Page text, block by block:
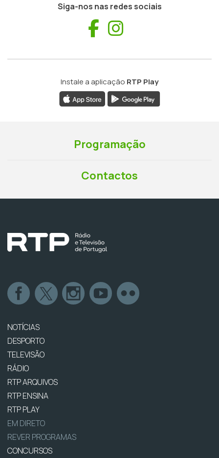
Siga-nos nas redes sociais
Facebook
Instale a aplicação RTP Play
Programação
Contactos
NOTÍCIAS
DESPORTO
TELEVISÃO
RÁDIO
RTP ARQUIVOS
RTP ENSINA
RTP PLAY
EM DIRETO
REVER PROGRAMAS
CONCURSOS